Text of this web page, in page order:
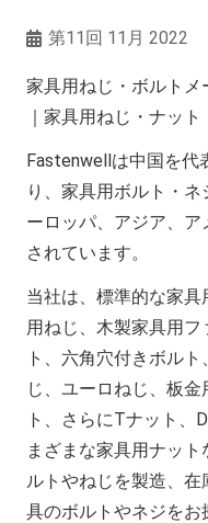
第11回 11月 2022
家具用ねじ・ボルトメ
｜家具用ねじ・ナット
Fastenwellは中国を代
り、家具用ボルト・
ーロッパ、アジア、
されています。
当社は、標準的な家
用ねじ、木製家具用
ト、六角穴付きボル
じ、ユーロねじ、板
ト、さらにTナット、
まざまな家具用ナッ
ルトやねじを製造、
具のボルトやネジを